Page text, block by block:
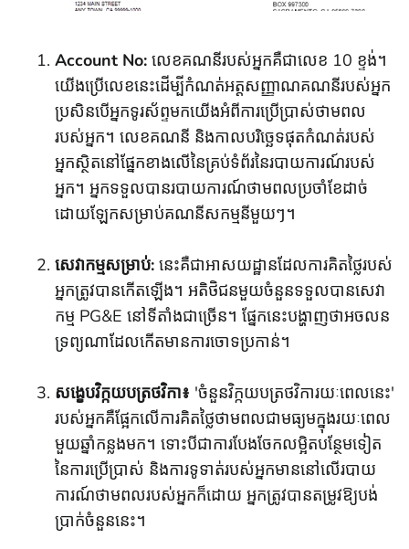
Account No: លេខគណនីរបស់អ្នកគឺជាលេខ 10 ខ្ទង់។
យើងប្រើលេខនេះដើម្បីកំណត់អត្តសញ្ញាណគណនីរបស់អ្នក
ប្រសិនបើអ្នកទូរស័ព្ទមកយើងអំពីការប្រើប្រាស់ថាមពល
របស់អ្នក។ លេខគណនី និងកាលបរិច្ឆេទផុតកំណត់របស់
អ្នកស្ថិតនៅផ្នែកខាងលើនៃគ្រប់ទំព័រនៃរបាយការណ៍របស់
អ្នក។ អ្នកទទួលបានរបាយការណ៍ថាមពលប្រចាំខែដាច់
ដោយឡែកសម្រាប់គណនីសកម្មនីមួយៗ។
សេវាកម្មសម្រាប់: នេះគឺជាអាសយដ្ឋានដែលការគិតថ្លៃរបស់
អ្នកត្រូវបានកើតឡើង។ អតិថិជនមួយចំនួនទទួលបានសេវា
កម្ម PG&E នៅទីតាំងជាច្រើន។ ផ្នែកនេះបង្ហាញថាអចលន
ទ្រព្យណាដែលកើតមានការចោទប្រកាន់។
សង្ខេបវិក្កយបត្រថវិកា៖ 'ចំនួនវិក្កយបត្រថវិការយៈពេលនេះ'
របស់អ្នកគឺផ្អែកលើការគិតថ្លៃថាមពលជាមធ្យមក្នុងរយៈពេល
មួយឆ្នាំកន្លងមក។ ទោះបីជាការបែងចែកលម្អិតបន្ថែមទៀត
នៃការប្រើប្រាស់ និងការទូទាត់របស់អ្នកមាននៅលើរបាយ
ការណ៍ថាមពលរបស់អ្នកក៏ដោយ អ្នកត្រូវបានតម្រូវឱ្យបង់
ប្រាក់ចំនួននេះ។